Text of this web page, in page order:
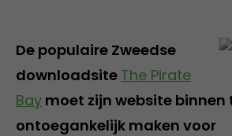
De populaire Zweedse
downloadsite The Pirate
Bay moet zijn website binnen
ontoegankelijk maken voor